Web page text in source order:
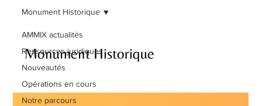
AMMIX actualités
Ressources juridiques
Nouveautés
Opérations en cours
Notre parcours
Monument Historique
Monument Historique